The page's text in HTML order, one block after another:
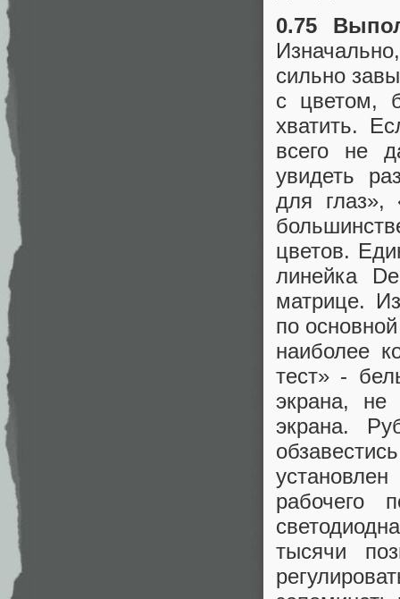
0.75
сильно
с цветом,
хватить.
всего не
увидеть
для глаз»,
цветов.
линейка
матрице.
по
наиболее
тест» -
экрана,
экрана.
рабочего
тысячи